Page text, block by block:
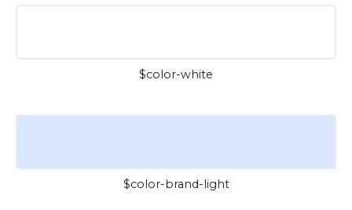
$color-white
$color-brand-light